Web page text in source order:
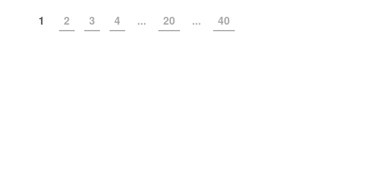
1 2 3 4 ... 20 ... 40